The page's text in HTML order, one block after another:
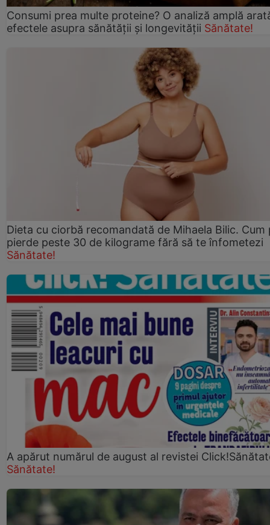
Consumi prea multe proteine? O analiză amplă
efectele asupra sănătății și longevității Sănătate!
Dieta cu ciorbă recomandată de Mihaela Bilic. Cum
pierde peste 30 de kilograme fără să te înfometezi
Sănătate!
A apărut numărul de august al revistei
Sănătate!